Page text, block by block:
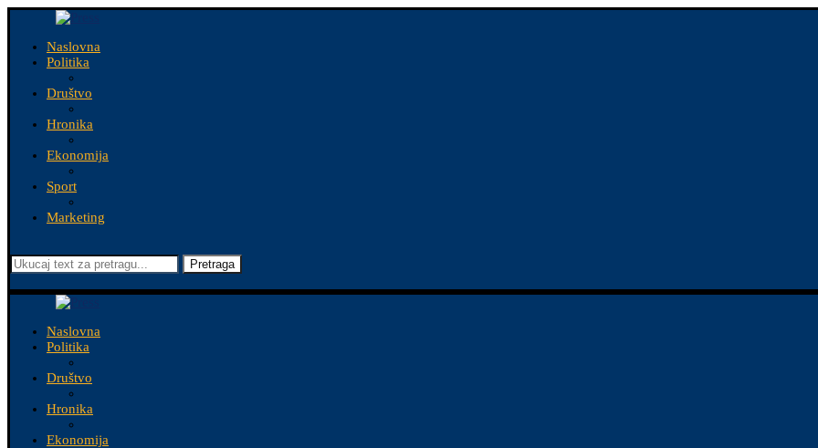
Naslovna
Politika
Društvo
Hronika
Ekonomija
Sport
Marketing
Pretraga
Naslovna
Politika
Društvo
Hronika
Ekonomija